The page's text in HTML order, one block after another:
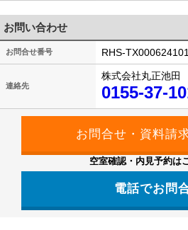
お問い合わせ
お問合せ番号 RHS-TX000624101
連絡先
株式会社丸正池
0155-37-
空室確認・内見予約は
電話でお問